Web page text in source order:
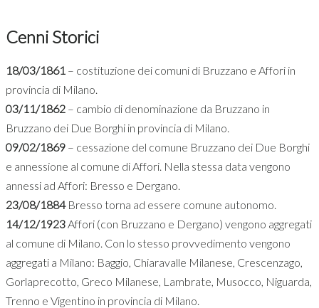
Cenni Storici
18/03/1861 – costituzione dei comuni di Bruzzano e Affori in
provincia di Milano.
03/11/1862 – cambio di denominazione da Bruzzano in
Bruzzano dei Due Borghi in provincia di Milano.
09/02/1869 – cessazione del comune Bruzzano dei Due Borghi
e annessione al comune di Affori. Nella stessa data vengono
annessi ad Affori: Bresso e Dergano.
23/08/1884Bresso torna ad essere comune autonomo.
14/12/1923Affori (con Bruzzano e Dergano) vengono aggregati
al comune di Milano. Con lo stesso provvedimento vengono
aggregati a Milano: Baggio, Chiaravalle Milanese, Crescenzago,
Gorlaprecotto, Greco Milanese, Lambrate, Musocco, Niguarda,
Trenno e Vigentino in provincia di Milano.